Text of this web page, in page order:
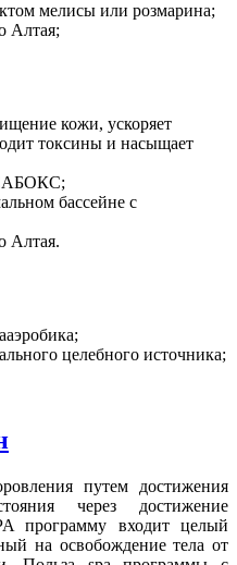
мелисы или розмарина;
Алтая;
кожи, ускоряет
токсины и насыщает
бассейне с
Алтая.
целебного источника;
путем достижения
через достижение
программу входит целый
на освобождение тела от